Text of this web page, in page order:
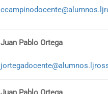
Juan Pablo Ortega